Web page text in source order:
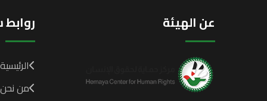
عن الهيئة
الرئيسية
من نحن